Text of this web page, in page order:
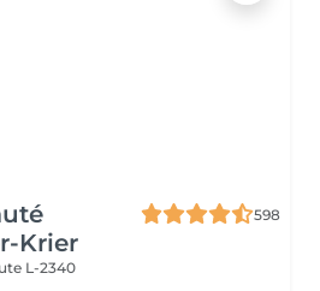
Krier
598
L-2340